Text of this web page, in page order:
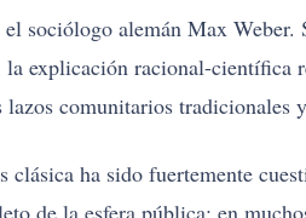
sociólogo alemán Max Weber.
explicación racional-
comunitarios tradicionales
clásica ha sido fuertemente
de la esfera pública: en